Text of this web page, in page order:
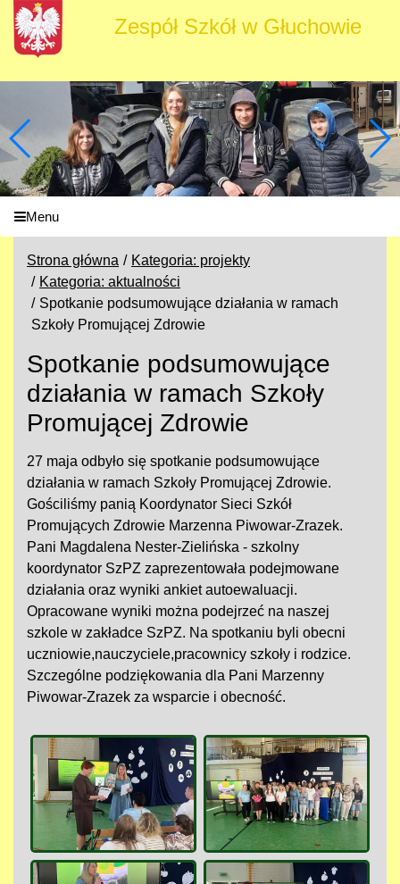
Zespół Szkół w Głuchowie
Menu
Strona główna
Kategoria: projekty
Kategoria: aktualności
Spotkanie podsumowujące działania w ramach
Szkoły Promującej Zdrowie
Spotkanie podsumowujące
działania w ramach Szkoły
Promującej Zdrowie
27 maja odbyło się spotkanie podsumowujące
działania w ramach Szkoły Promującej Zdrowie.
Gościliśmy panią Koordynator Sieci Szkół
Promujących Zdrowie Marzenna Piwowar-Zrazek.
Pani Magdalena Nester-Zielińska - szkolny
koordynator SzPZ zaprezentowała podejmowane
działania oraz wyniki ankiet autoewaluacji.
Opracowane wyniki można podejrzeć na naszej
szkole w zakładce SzPZ. Na spotkaniu byli obecni
uczniowie,nauczyciele,pracownicy szkoły i rodzice.
Szczególne podziękowania dla Pani Marzenny
Piwowar-Zrazek za wsparcie i obecność.